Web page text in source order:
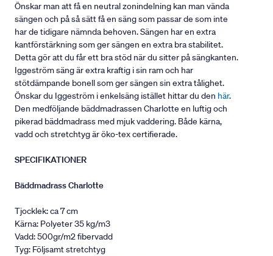
Önskar man att få en neutral zonindelning kan man vända
sängen och på så sätt få en säng som passar de som inte
har de tidigare nämnda behoven. Sängen har en extra
kantförstärkning som ger sängen en extra bra stabilitet.
Detta gör att du får ett bra stöd när du sitter på sängkanten.
Iggeström säng är extra kraftig i sin ram och har
stötdämpande bonell som ger sängen sin extra tålighet.
Önskar du Iggeström i enkelsäng istället hittar du den här.
Den medföljande bäddmadrassen Charlotte en luftig och
pikerad bäddmadrass med mjuk vaddering. Både kärna,
vadd och stretchtyg är öko-tex certifierade.
SPECIFIKATIONER
Bäddmadrass Charlotte
Tjocklek: ca 7 cm
Kärna: Polyeter 35 kg/m3
Vadd: 500gr/m2 fibervadd
Tyg: Följsamt stretchtyg